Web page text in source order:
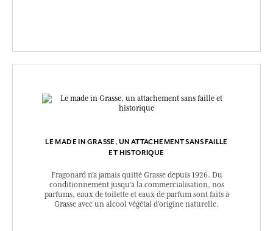
LE MADE IN GRASSE, UN ATTACHEMENT SANS FAILLE
ET HISTORIQUE
Fragonard n’a jamais quitté Grasse depuis 1926. Du
conditionnement jusqu’à la commercialisation, nos
parfums, eaux de toilette et eaux de parfum sont faits à
Grasse avec un alcool végétal d’origine naturelle.